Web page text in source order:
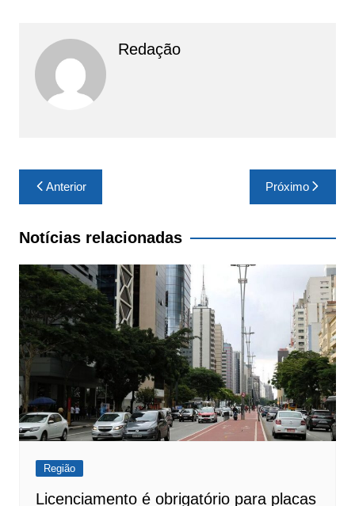
o
o
k
p n
Redação
Navegação
de
Post
Anterior Próximo
Notícias relacionadas
Região
Licenciamento é obrigatório para placas